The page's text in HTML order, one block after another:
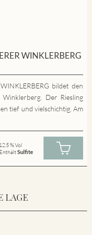
WINKLERBERG
bildet den
Winklerberg. Der Riesling
tief und vielschichtig. Am
12.5 % Vol
EnthältSulfite
LAGE